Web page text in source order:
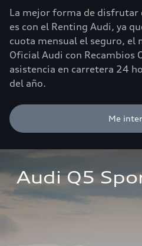
La mejor forma de disfrutar
es con el Renting Audi, ya
cuota mensual el seguro, el
Oficial Audi con Recambios
asistencia en carretera 24
del año.
Me
Audi Q5